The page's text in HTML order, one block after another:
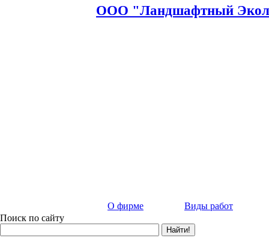
ООО "Ландшафтный
О фирме
Виды работ
Поиск по сайту